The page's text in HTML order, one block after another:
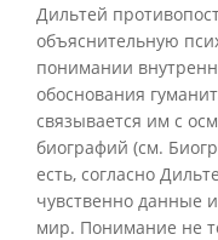
Дильтей
объяснительную
понимании
обоснования
связывается им с
биографий (см.
есть, согласно
чувственно данные
мир. Понимание не